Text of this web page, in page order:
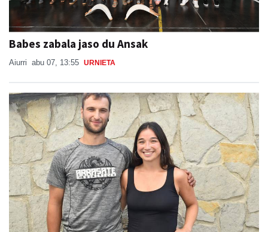
Babes zabala jaso du Ansak
Aiurri abu 07, 13:55 URNIETA